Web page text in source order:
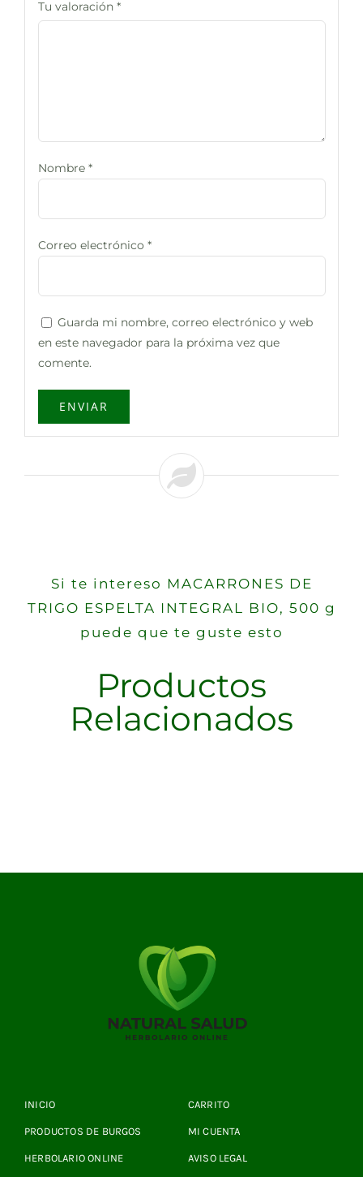
Tu valoración *
Nombre *
Correo electrónico *
Guarda mi nombre, correo electrónico y web
en este navegador para la próxima vez que
comente.
Si te intereso MACARRONES DE
TRIGO ESPELTA INTEGRAL BIO, 500 g
puede que te guste esto
Productos
Relacionados
INICIO
PRODUCTOS DE BURGOS
HERBOLARIO ONLINE
CARRITO
MI CUENTA
AVISO LEGAL